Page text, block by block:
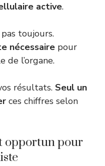
active.
toujours.
nécessaire pour
l’organe.
résultats. Seul un
ces chiffres selon
opportun pour